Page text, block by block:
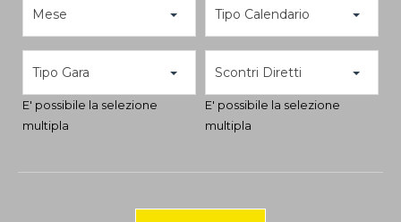
Mese Tipo Calendario
Tipo Gara
E' possibile la selezione
multipla
Scontri Diretti
E' possibile la selezione
multipla